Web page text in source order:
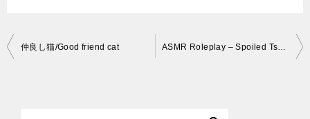
投
仲良し猫/Good friend cat ASMR Roleplay – Spoiled Tsundere Cat in Your Home! ~ ASMR Neko